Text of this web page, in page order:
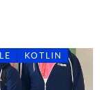
KOTLIN